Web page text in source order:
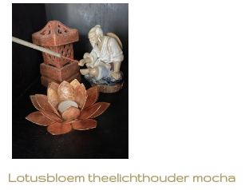
Lotusbloem theelichthouder mocha